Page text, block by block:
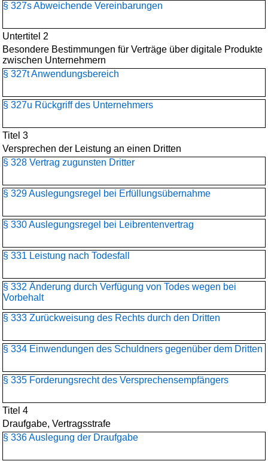
§ 327s Abweichende Vereinbarungen
Untertitel 2
Besondere Bestimmungen für Verträge über digitale Produkte
zwischen Unternehmern
§ 327t Anwendungsbereich
§ 327u Rückgriff des Unternehmers
Titel 3
Versprechen der Leistung an einen Dritten
§ 328 Vertrag zugunsten Dritter
§ 329 Auslegungsregel bei Erfüllungsübernahme
§ 330 Auslegungsregel bei Leibrentenvertrag
§ 331 Leistung nach Todesfall
§ 332 Änderung durch Verfügung von Todes wegen bei
Vorbehalt
§ 333 Zurückweisung des Rechts durch den Dritten
§ 334 Einwendungen des Schuldners gegenüber dem Dritten
§ 335 Forderungsrecht des Versprechensempfängers
Titel 4
Draufgabe, Vertragsstrafe
§ 336 Auslegung der Draufgabe